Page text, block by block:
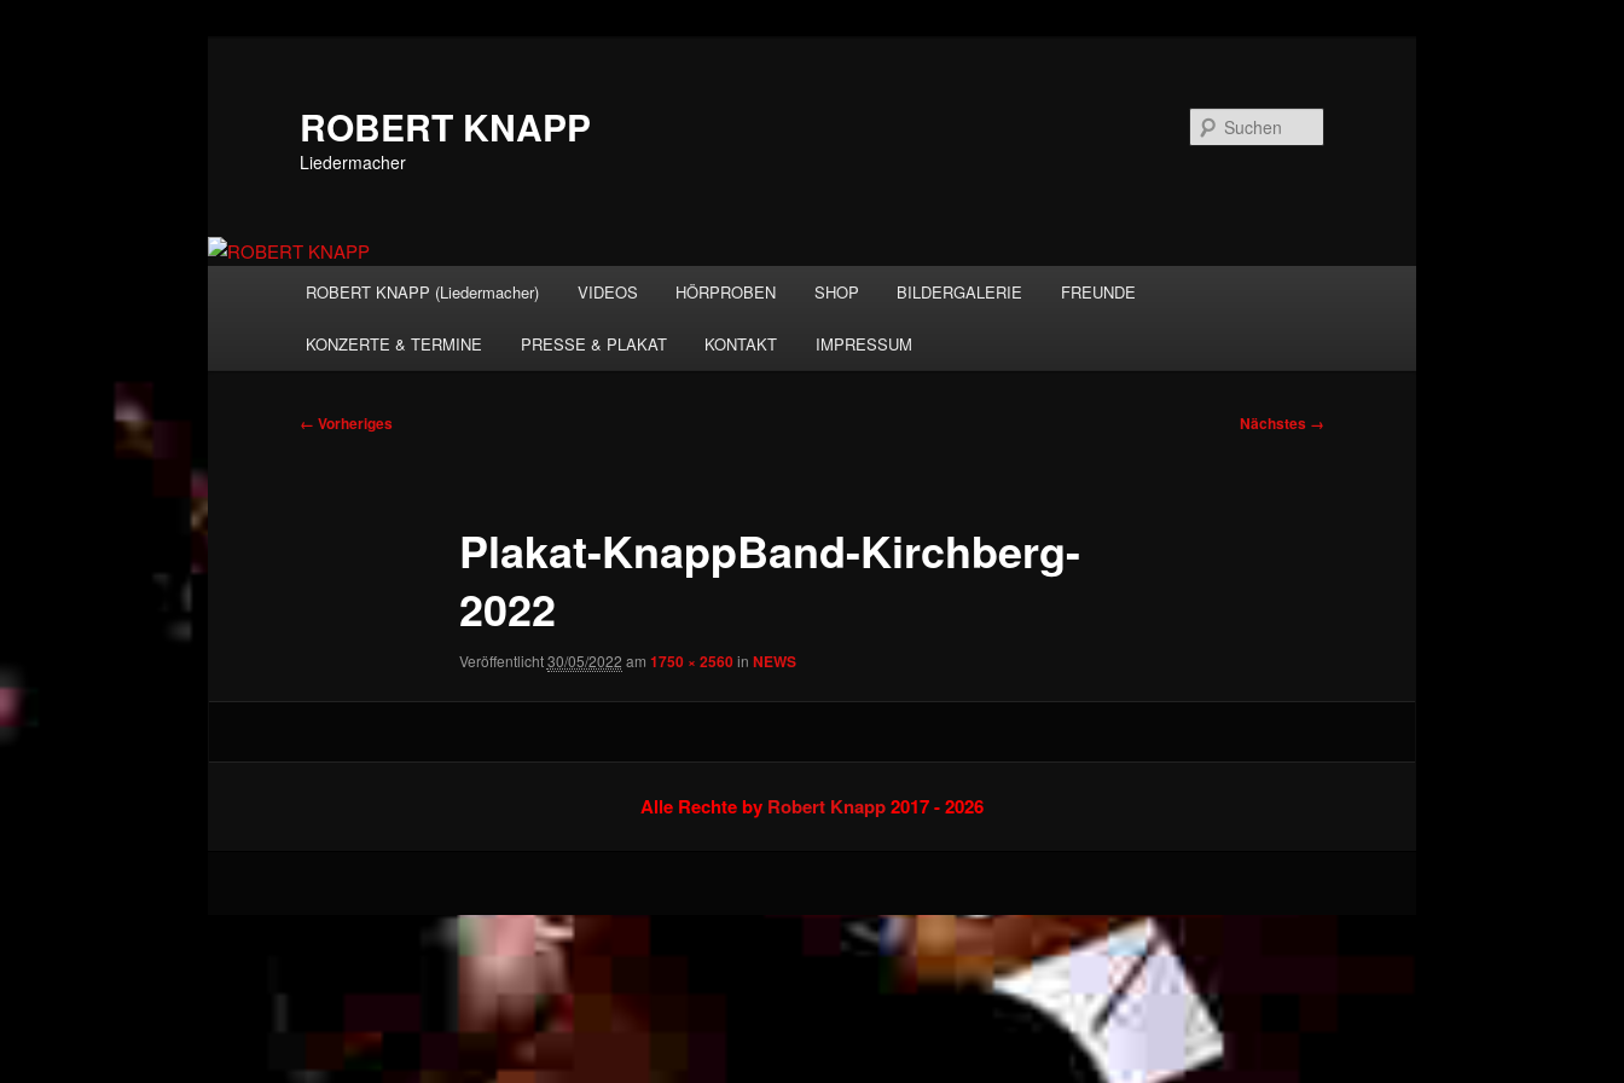
ROBERT KNAPP
Liedermacher
ROBERT KNAPP (Liedermacher) VIDEOS HÖRPROBEN SHOP BILDERGALERIE FREUNDE
KONZERTE & TERMINE PRESSE & PLAKAT KONTAKT IMPRESSUM
Bilder-
← Vorheriges Nächstes →
Plakat-KnappBand-Kirchberg-
2022
Veröffentlicht30/05/2022 am 1750 × 2560in NEWS
Alle Rechte by Robert Knapp2017 - 2026